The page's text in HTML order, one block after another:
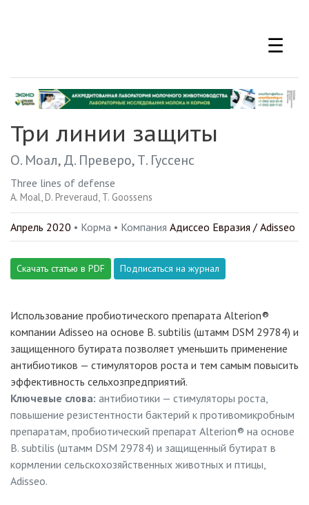
☰
Три линии защиты
О. Моал Д. Преверо Т. Гуссенс
Three lines of defense
A. Moal D. Preveraud T. Goossens
Апрель 2020 • Корма • Компания Адиссео Евразия / Adisseo
Скачать статью в PDF Подписаться на журнал
Использование пробиотического препарата Alterion®
компании Adisseo на основе B. subtilis (штамм DSM 29784) и
защищенного бутирата позволяет уменьшить применение
антибиотиков — стимуляторов роста и тем самым повысить
эффективность сельхозпредприятий.
Ключевые слова: антибиотики — стимуляторы роста,
повышение резистентности бактерий к противомикробным
препаратам, пробиотический препарат Alterion® на основе
B. subtilis (штамм DSM 29784) и защищенный бутират в
кормлении сельскохозяйственных животных и птицы,
Adisseo.